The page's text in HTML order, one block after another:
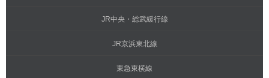
JR中央・総武緩行線
JR京浜東北線
東急東横線